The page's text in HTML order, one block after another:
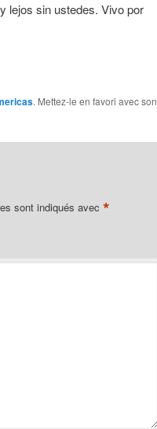
lejos sin ustedes. Vivo por
. Mettez-le en favori avec son
sont indiqués avec *